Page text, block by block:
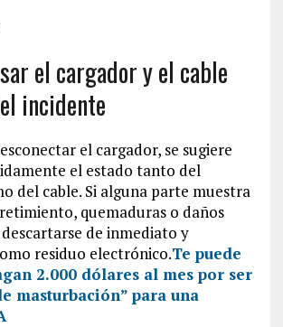
el cargador y el cable
incidente
el cargador, se sugiere
el estado tanto del
del cable. Si alguna parte muestra
quemaduras o daños
de inmediato y
residuo electrónico.Te puede
2.000 dólares al mes por ser
masturbación” para una